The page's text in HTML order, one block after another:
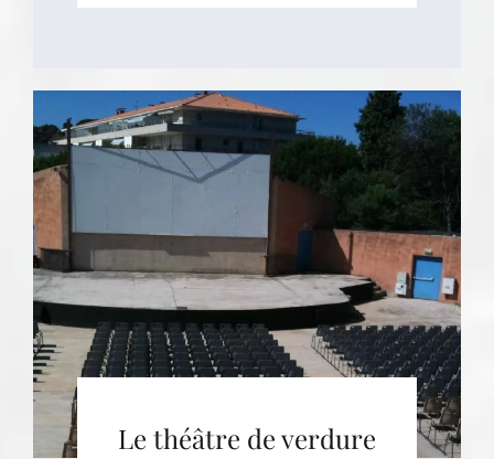
Le théâtre de verdure